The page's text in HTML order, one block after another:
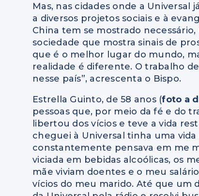
Mas, nas cidades onde a
a diversos projetos sociais e à
China tem se mostrado
sociedade que mostra sinais de
que é o melhor lugar do mundo,
realidade é diferente. O trabalho
nesse país”, acrescenta o Bispo.
Estrella Guinto, de 58 anos (foto a
pessoas que, por meio da fé e do
libertou dos vícios e teve a vida
cheguei à Universal tinha uma vida
constantemente pensava em me
viciada em bebidas alcoólicas, os
mãe viviam doentes e o meu
vícios do meu marido. Até que um